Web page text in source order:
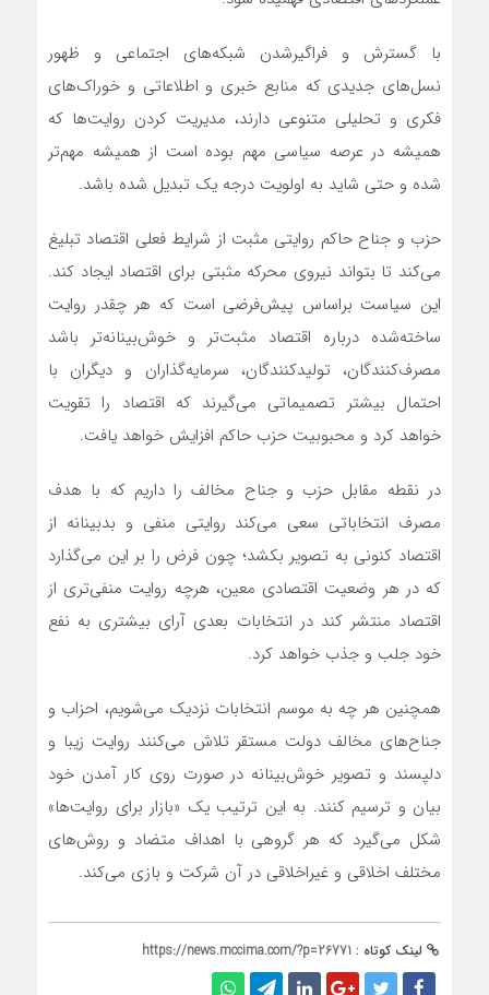
با گسترش و فراگیرشدن شبکه‌های اجتماعی و ظهور
نسل‌های جدیدی که منابع خبری و اطلاعاتی و خوراک‌های
فکری و تحلیلی متنوعی دارند، مدیریت کردن روایت‌ها که
همیشه در عرصه سیاسی مهم بوده است از همیشه مهم‌تر
شده و حتی شاید به اولویت درجه یک تبدیل شده باشد.
حزب و جناح حاکم روایتی مثبت از شرایط فعلی اقتصاد تبلیغ
می‌کند تا بتواند نیروی محرکه مثبتی برای اقتصاد ایجاد کند.
این سیاست براساس پیش‌فرضی است که هر چقدر روایت
ساخته‌شده درباره اقتصاد مثبت‌تر و خوش‌بینانه‌تر باشد
مصرف‌کنندگان، تولیدکنندگان، سرمایه‌گذاران و دیگران با
احتمال بیشتر تصمیماتی می‌گیرند که اقتصاد را تقویت
خواهد کرد و محبوبیت حزب حاکم افزایش خواهد یافت.
در نقطه مقابل حزب و جناح مخالف را داریم که با هدف
مصرف انتخاباتی سعی می‌کند روایتی منفی و بدبینانه از
اقتصاد کنونی به تصویر بکشد؛ چون فرض را بر این می‌گذارد
که در هر وضعیت اقتصادی معین، هرچه روایت منفی‌تری از
اقتصاد منتشر کند در انتخابات بعدی آرای بیشتری به نفع
خود جلب و جذب خواهد کرد.
همچنین هر چه به موسم انتخابات نزدیک می‌شویم، احزاب و
جناح‌های مخالف دولت مستقر تلاش می‌کنند روایت زیبا و
دلپسند و تصویر خوش‌بینانه در صورت روی کار آمدن خود
بیان و ترسیم کنند. به این ترتیب یک «بازار برای روایت‌ها»
شکل می‌گیرد که هر گروهی با اهداف متضاد و روش‌های
مختلف اخلاقی و غیراخلاقی در آن شرکت و بازی می‌کند.
لینک کوتاه : https://news.mccima.com/?p=26771